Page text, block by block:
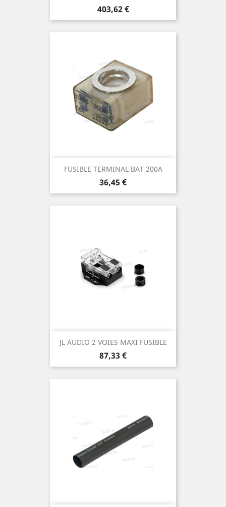
Prix
403,62 €
FUSIBLE TERMINAL BAT 200A
Prix
36,45 €
JL AUDIO 2 VOIES MAXI FUSIBLE
Prix
87,33 €